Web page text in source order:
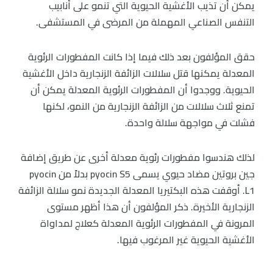
يمكن أن تذيب الأغشية الحيوية التي تنمو على أنابيب
التنفس الصناعي المهملة من المرضى في المستشفى.
حقق المؤلفون بعد ذلك فيما إذا كانت المفطورات الرئوية
المعدلة يمكنها قتل سلالات الزائفة الزنجارية داخل الأغشية
الحيوية. ووجدوا أن المفطورات الرئوية المعدلة يمكن أن
تمنع ثلاث سلالات من الزائفة الزنجارية من النمو، لكنها
فشلت في مواجهة سلالة واحدة.
لذلك هندسوا مفطورات رئوية معدلة أخرى عن طريق إضافة
جين بروتين مضاد حيوي يسمى pyocin S5 بدلاً من pyocin
L1. أوقفت هذه البكتيريا المعدلة الجديدة نمو سلالة الزائفة
الزنجارية الأخيرة. ذكر المؤلفون أن هذا أظهر مستوى
المرونة في المفطورات الرئوية المعدلة كعلاج لمداواة
الأغشية الحيوية غير المرغوب فيها.